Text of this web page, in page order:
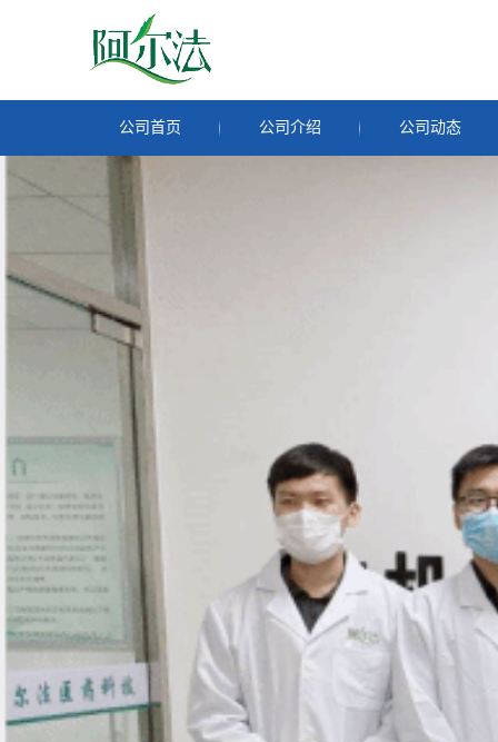
公司首页 公司介绍 公司动态